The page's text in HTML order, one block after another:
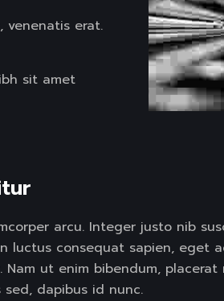
venenatis erat.
sit amet
arcu. Integer justo nib
luctus consequat sapien, eget
ut enim bibendum, placerat
dapibus id nunc.